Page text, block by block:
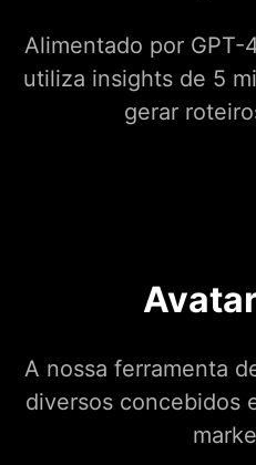
Alimentado por GPT-
utiliza insights de 5
gerar
A nossa ferramenta
diversos concebidos